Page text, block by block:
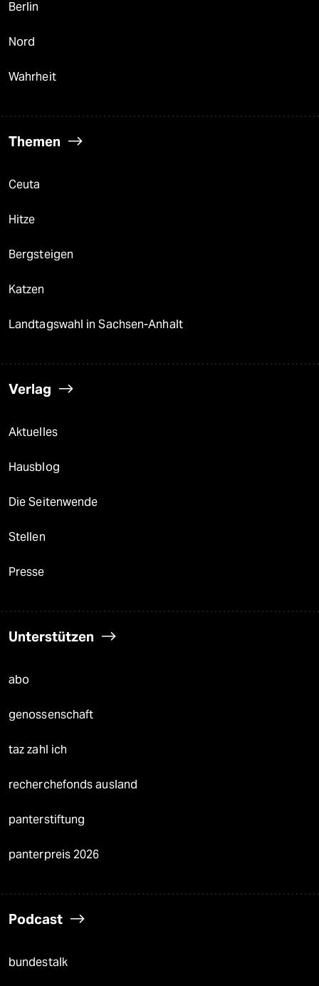
Berlin
Nord
Wahrheit
Themen
Ceuta
Hitze
Bergsteigen
Katzen
Landtagswahl in Sachsen-Anhalt
Verlag
Aktuelles
Hausblog
Die Seitenwende
Stellen
Presse
Unterstützen
abo
genossenschaft
taz zahl ich
recherchefonds ausland
panterstiftung
panterpreis 2026
Podcast
bundestalk